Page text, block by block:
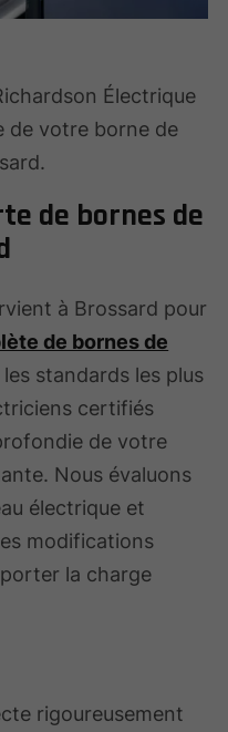
Électrique
de votre borne de
de bornes de
à Brossard pour
de bornes de
les standards les plus
certifiés
de votre
Nous évaluons
électrique et
modifications
la charge
rigoureusement